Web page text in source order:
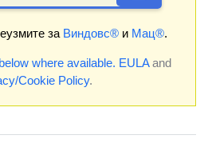
за Виндовс®и Мац®.
where available. EULAand
Cookie Policy.